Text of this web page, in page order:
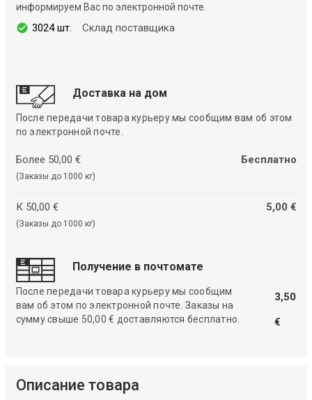
информируем Вас по электронной почте.
3024 шт. Склад поставщика
Доставка на дом
После передачи товара курьеру мы сообщим вам об этом
по электронной почте.
Более 50,00 €
(Заказы до 1000 кг)
Бесплатно
К 50,00 €
(Заказы до 1000 кг)
5,00 €
Получение в почтомате
После передачи товара курьеру мы сообщим
вам об этом по электронной почте. Заказы на
сумму свыше 50,00 € доставляются бесплатно.
3,50
€
Описание товара